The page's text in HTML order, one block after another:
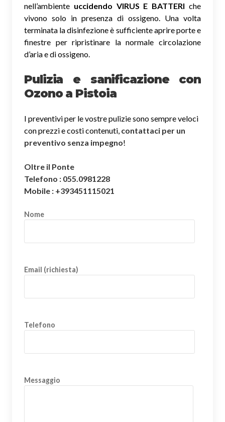
nell’ambiente uccidendo VIRUS E BATTERI che
vivono solo in presenza di ossigeno. Una volta
terminata la disinfezione è sufficiente aprire porte e
finestre per ripristinare la normale circolazione
d’aria e di ossigeno.
Pulizia e sanificazione con
Ozono a Pistoia
I preventivi per le vostre pulizie sono sempre veloci
con prezzi e costi contenuti, contattaci per un
preventivo senza impegno!
Oltre il Ponte
Telefono : 055.0981228
Mobile : +393451115021
Nome
Email (richiesta)
Telefono
Messaggio